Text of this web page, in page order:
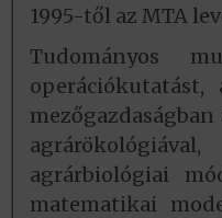
1995-től az MTA
Tudományos
operációkutatást,
agrárbiológiai
matematikai